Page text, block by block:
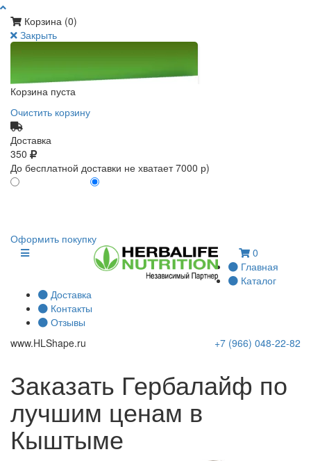
Корзина (0)
Закрыть
Корзина пуста
Очистить корзину
Доставка
350
До бесплатной доставки не хватает 7000 р)
Оформить покупку
0
Главная
Каталог
Доставка
Контакты
Отзывы
www.HLShape.ru +7 (966) 048-22-82
Заказать Гербалайф по
лучшим ценам в
Кыштыме